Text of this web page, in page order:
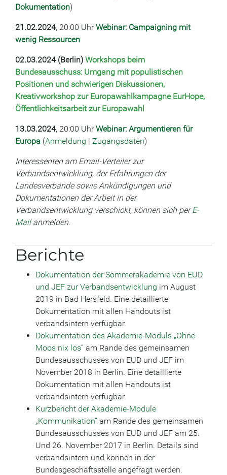
Dokumentation)
21.02.2024, 20:00 Uhr Webinar: Campaigning mit
wenig Ressourcen
02.03.2024 (Berlin) Workshops beim
Bundesausschuss: Umgang mit populistischen
Positionen und schwierigen Diskussionen,
Kreativworkshop zur Europawahlkampagne EurHope,
Öffentlichkeitsarbeit zur Europawahl
13.03.2024, 20:00 UhrWebinar: Argumentieren für
Europa (Anmeldung | Zugangsdaten)
Interessenten am Email-Verteiler zur
Verbandsentwicklung, der Erfahrungen der
Landesverbände sowie Ankündigungen und
Dokumentationen der Arbeit in der
Verbandsentwicklung verschickt, können sich perE-
Mailanmelden.
Berichte
Dokumentation der Sommerakademie von EUD
und JEF zur Verbandsentwicklung im August
2019 in Bad Hersfeld. Eine detaillierte
Dokumentation mit allen Handouts ist
verbandsintern verfügbar.
Dokumentation des Akademie-Moduls „Ohne
Moos nix los“ am Rande des gemeinsamen
Bundesausschusses von EUD und JEF im
November 2018 in Berlin. Eine detaillierte
Dokumentation mit allen Handouts ist
verbandsintern verfügbar.
Kurzbericht der Akademie-Module
„Kommunikation“ am Rande des gemeinsamen
Bundesausschusses von EUD und JEF am 25.
Und 26. November 2017 in Berlin. Details sind
verbandsintern und können in der
Bundesgeschäftsstelle angefragt werden.